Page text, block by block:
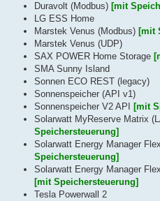
Duravolt (Modbus) [mit
LG ESS Home
Marstek Venus (Modbus) [mit
Marstek Venus (UDP)
SAX POWER Home Storage
SMA Sunny Island
Sonnen ECO REST (legacy)
Sonnenspeicher (API v1)
Sonnenspeicher V2 API
[mit
Solarwatt MyReserve Matrix
Speichersteuerung]
Solarwatt Energy Manager
Speichersteuerung]
Solarwatt Energy Manager
[mit Speichersteuerung]
Tesla Powerwall 2